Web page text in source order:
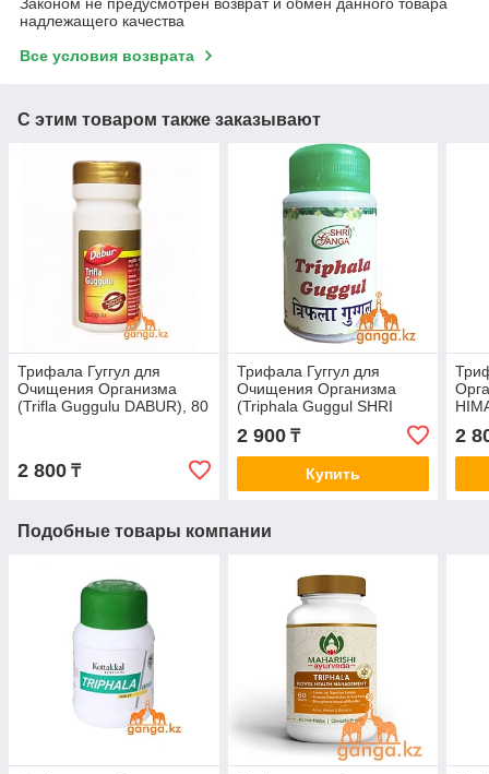
надлежащего качества
Все условия возврата
С этим товаром также заказывают
Трифала Гуггул для
Очищения Организма
(Trifla Guggulu DABUR), 80
2 800 ₸
Трифала Гуггул для
Очищения Организма
(Triphala Guggul SHRI
GANGA), 50 гр./110
пилюль
2 900₸
Купить
2
Подобные товары компании